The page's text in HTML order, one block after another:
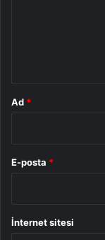
Ad *
E-posta *
İnternet sitesi